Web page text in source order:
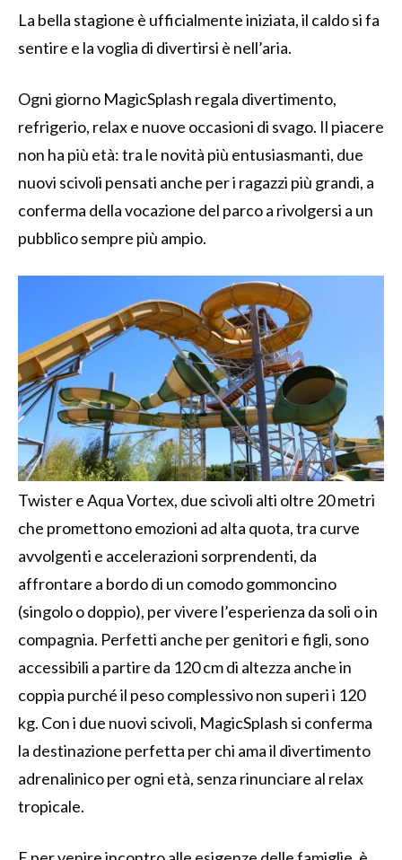
La bella stagione è ufficialmente iniziata, il caldo si fa
sentire e la voglia di divertirsi è nell’aria.
Ogni giorno MagicSplash regala divertimento,
refrigerio, relax e nuove occasioni di svago. Il piacere
non ha più età: tra le novità più entusiasmanti, due
nuovi scivoli pensati anche per i ragazzi più grandi, a
conferma della vocazione del parco a rivolgersi a un
pubblico sempre più ampio.
Twister e Aqua Vortex, due scivoli alti oltre 20 metri
che promettono emozioni ad alta quota, tra curve
avvolgenti e accelerazioni sorprendenti, da
affrontare a bordo di un comodo gommoncino
(singolo o doppio), per vivere l’esperienza da soli o in
compagnia. Perfetti anche per genitori e figli, sono
accessibili a partire da 120 cm di altezza anche in
coppia purché il peso complessivo non superi i 120
kg. Con i due nuovi scivoli, MagicSplash si conferma
la destinazione perfetta per chi ama il divertimento
adrenalinico per ogni età, senza rinunciare al relax
tropicale.